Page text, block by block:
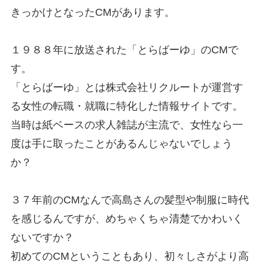
きっかけとなったCMがあります。
１９８８年に放送された「とらばーゆ」のCMで
す。
「とらばーゆ」とは株式会社リクルートが運営す
る女性の転職・就職に特化した情報サイトです。
当時は紙ベースの求人雑誌が主流で、女性なら一
度は手に取ったことがあるんじゃないでしょう
か？
３７年前のCMなんで高島さんの髪型や制服に時代
を感じるんですが、めちゃくちゃ清楚でかわいく
ないですか？
初めてのCMということもあり、初々しさがより高